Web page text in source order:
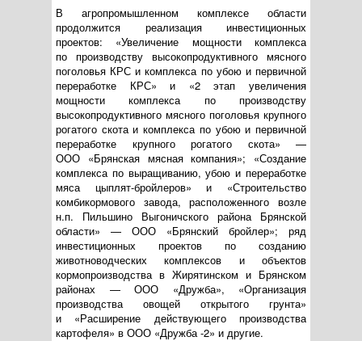
В агропромышленном комплексе области
продолжится реализация инвестиционных
проектов: «Увеличение мощности комплекса
по производству высокопродуктивного мясного
поголовья КРС и комплекса по убою и первичной
переработке КРС» и «2 этап увеличения
мощности комплекса по производству
высокопродуктивного мясного поголовья крупного
рогатого скота и комплекса по убою и первичной
переработке крупного рогатого скота» —
ООО «Брянская мясная компания»; «Создание
комплекса по выращиванию, убою и переработке
мяса цыплят-бройлеров» и «Строительство
комбикормового завода, расположенного возле
н.п. Пильшино Выгоничского района Брянской
области» — ООО «Брянский бройлер»; ряд
инвестиционных проектов по созданию
животноводческих комплексов и объектов
кормопроизводства в Жирятинском и Брянском
районах — ООО «Дружба», «Организация
производства овощей открытого грунта»
и «Расширение действующего производства
картофеля» в ООО «Дружба -2» и другие.